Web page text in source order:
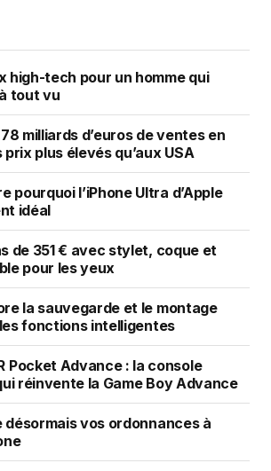
high-tech pour un homme qui
tout vu
milliards d’euros de ventes en
plus élevés qu’aux USA
pourquoi l’iPhone Ultra d’Apple
idéal
de 351 € avec stylet, coque et
pour les yeux
la sauvegarde et le montage
fonctions intelligentes
Pocket Advance : la console
réinvente la Game Boy Advance
vos ordonnances à